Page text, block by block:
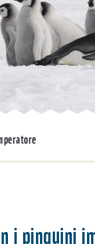
i pinguini